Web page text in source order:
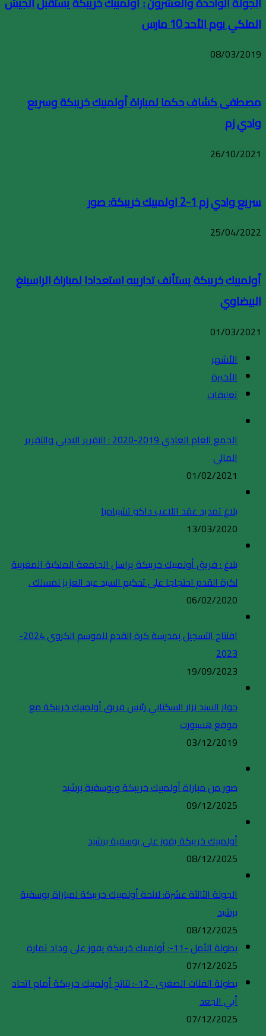
الملكي يوم الأحد 10 مارس
08/03/2019
مصطفى كشاف حكما لمباراة أولمبيك خريبكة وسريع
وادي زم
26/10/2021
سريع وادي زم 1-2 اولمبيك خريبكة: صور
25/04/2022
أولمبيك خريبكة يستأنف تداريبه استعدادا لمباراة الراسينغ
البيضاوي
01/03/2021
الأشهر
الأخيرة
تعليقات
الجمع العام العادي 2019-2020 : التقرير الادبي والتقرير
المالي
01/02/2021
بلاغ تمديد عقد اللاعب داكو تشيبامبا
13/03/2020
بلاغ : فريق أولمبيك خريبكة يراسل الجامعة الملكية المغربية
لكرة القدم احتجاجا على تحكيم السيد عبد العزيز لمسلك .
06/02/2020
افتتاح التسجيل بمدرسة كرة القدم للموسم الكروي 2024-
2023
19/09/2023
حوار السيد نزار السكتاني رئيس فريق أولمبيك خريبكة مع
موقع هسبورت
03/12/2019
صور من مباراة أولمبيك خريبكة ويوسفية برشيد
09/12/2025
أولمبيك خريبكة يفوز على يوسفية برشيد
08/12/2025
الجولة الثالثة عشرة: لائحة أولمبيك خريبكة لمباراة يوسفية
برشيد
08/12/2025
بطولة الأمل -11-: أولمبيك خريبكة يفوز على وداد تمارة
07/12/2025
بطولة الفئات الصغرى -12-: نتائج أولمبيك خريبكة أمام اتحاد
أبي الجعد
07/12/2025